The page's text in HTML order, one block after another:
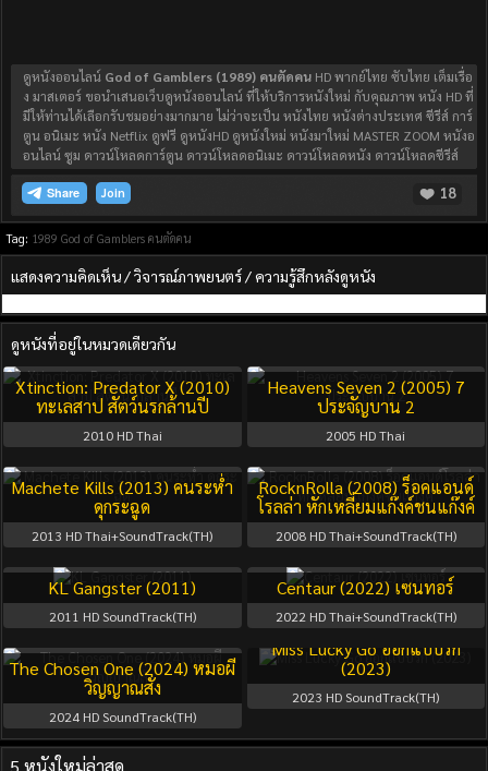
ดูหนังออนไลน์ God of Gamblers (1989) คนตัดคน HD พากย์ไทย ซับไทย เต็มเรื่อ
ง มาสเตอร์ ขอนำเสนอเว็บดูหนังออนไลน์ ที่ให้บริการหนังใหม่ กับคุณภาพ หนัง HD ที่
มีให้ท่านได้เลือกรับชมอย่างมากมาย ไม่ว่าจะเป็น หนังไทย หนังต่างประเทศ ซีรีส์ การ์
ตูน อนิเมะ หนัง Netflix ดูฟรี ดูหนังHD ดูหนังใหม่ หนังมาใหม่ MASTER ZOOM หนังอ
อนไลน์ ซูม ดาวน์โหลดการ์ตูน ดาวน์โหลดอนิเมะ ดาวน์โหลดหนัง ดาวน์โหลดซีรีส์
Join 18
Tag: 1989 God of Gamblers คนตัดคน
แสดงความคิดเห็น / วิจารณ์ภาพยนตร์ / ความรู้สึกหลังดูหนัง
ดูหนังที่อยู่ในหมวดเดียวกัน
Xtinction: Predator X (2010)
ทะเลสาป สัตว์นรกล้านปี
2010HD Thai
Heavens Seven 2 (2005) 7
ประจัญบาน 2
2005 HD Thai
Machete Kills (2013) คนระห่ำ
ดุกระฉูด
2013 HD Thai+SoundTrack(TH)
RocknRolla (2008) ร็อคแอนด์
โรลล่า หักเหลี่ยมแก๊งค์ชนแก๊งค์
2008HD Thai+SoundTrack(TH)
KL Gangster (2011)
2011 HD SoundTrack(TH)
Centaur (2022) เซนทอร์
2022 HD Thai+SoundTrack(TH)
The Chosen One (2024) หมอผี
วิญญาณสั่ง
2024HD SoundTrack(TH)
Season 1
Miss Lucky Go ออกแบบรัก
(2023)
2023 HD SoundTrack(TH)
5 หนังใหม่ล่าสุด